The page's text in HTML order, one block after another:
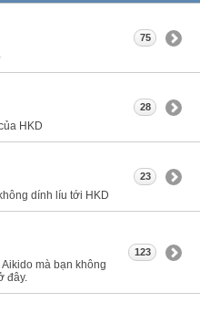
75
HKD
28
dính líu tới HKD
23
mà bạn không
đây.
123